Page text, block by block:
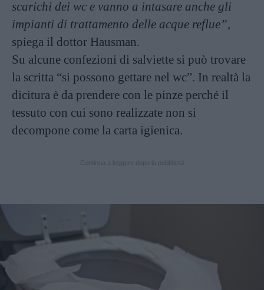
scarichi dei wc e vanno a intasare anche gli
impianti di trattamento delle acque reflue”,
spiega il dottor Hausman.
Su alcune confezioni di salviette si può trovare
la scritta “si possono gettare nel wc”. In realtà la
dicitura è da prendere con le pinze perché il
tessuto con cui sono realizzate non si
decompone come la carta igienica.